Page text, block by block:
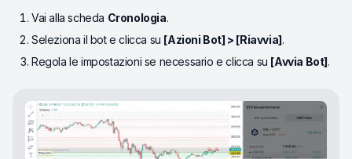
Vai alla scheda Cronologia.
Seleziona il bot e clicca su [Azioni Bot] > [Riavvia].
Regola le impostazioni se necessario e clicca su [Avvia Bot].